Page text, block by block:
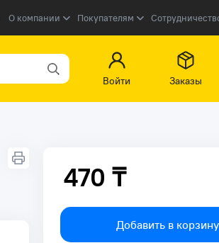
О компании Покупателям
Войти
Заказы
470 ₸
470 ₸
Добавить в корзину